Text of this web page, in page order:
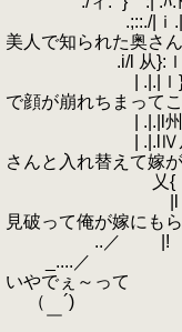
.;::./|ｉ.|:
美人で知られた奥さ
.i/l 从}:
| .|.|ｌ}
で顔が崩れちまって
| .|.|l
| .|.lⅣ从 Tﾆ
さんと入れ替えて嫁
乂{
|l .ハ
見破って俺が嫁にも
..／ |!
_....／ ｀
いやでぇ～って
（
￣ ／